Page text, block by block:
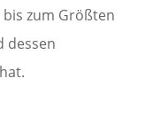
zum Größten
dessen